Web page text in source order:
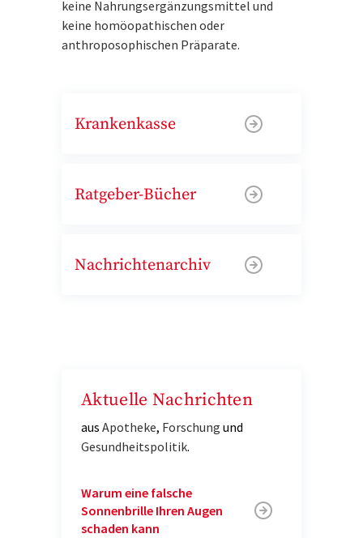
keine Nahrungsergänzungsmittel und
keine homöopathischen oder
anthroposophischen Präparate.
Krankenkasse
Ratgeber-Bücher
Nachrichtenarchiv
Aktuelle Nachrichten
aus Apotheke, Forschung und
Gesundheitspolitik.
Warum eine falsche
Sonnenbrille Ihren Augen
schaden kann